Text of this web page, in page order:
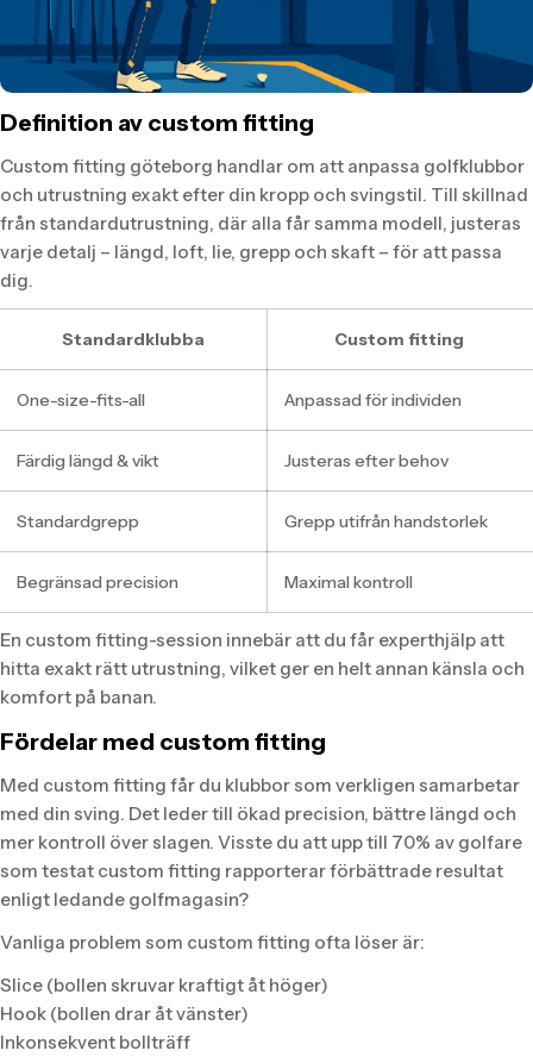
Definition av custom fitting
Custom fitting göteborg handlar om att anpassa golfklubbor
och utrustning exakt efter din kropp och svingstil. Till skillnad
från standardutrustning, där alla får samma modell, justeras
varje detalj – längd, loft, lie, grepp och skaft – för att passa
dig.
Standardklubba Custom fitting
One-size-fits-all Anpassad för individen
Färdig längd & vikt Justeras efter behov
Standardgrepp Grepp utifrån handstorlek
Begränsad precision Maximal kontroll
En custom fitting-session innebär att du får experthjälp att
hitta exakt rätt utrustning, vilket ger en helt annan känsla och
komfort på banan.
Fördelar med custom fitting
Med custom fitting får du klubbor som verkligen samarbetar
med din sving. Det leder till ökad precision, bättre längd och
mer kontroll över slagen. Visste du att upp till 70% av golfare
som testat custom fitting rapporterar förbättrade resultat
enligt ledande golfmagasin?
Vanliga problem som custom fitting ofta löser är:
Slice (bollen skruvar kraftigt åt höger)
Hook (bollen drar åt vänster)
Inkonsekvent bollträff